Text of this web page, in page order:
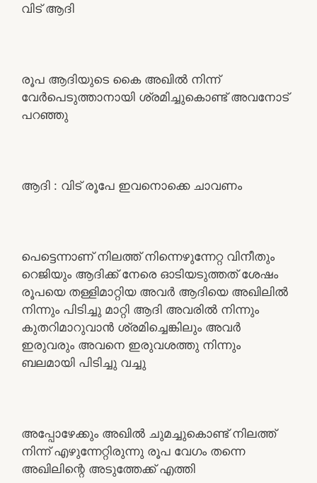
വിട് ആദി
രൂപ ആദിയുടെ കൈ അഖിൽ നിന്ന്
വേർപെടുത്താനായി ശ്രമിച്ചുകൊണ്ട് അവനോട്
പറഞ്ഞു
ആദി : വിട് രൂപേ ഇവനൊക്കെ ചാവണം
പെട്ടെന്നാണ് നിലത്ത് നിന്നെഴുന്നേറ്റ വിനീതും
റെജിയും ആദിക്ക് നേരെ ഓടിയടുത്തത് ശേഷം
രൂപയെ തള്ളിമാറ്റിയ അവർ ആദിയെ അഖിലിൽ
നിന്നും പിടിച്ചു മാറ്റി ആദി അവരിൽ നിന്നും
കുതറിമാറുവാൻ ശ്രമിച്ചെങ്കിലും അവർ
ഇരുവരും അവനെ ഇരുവശത്തു നിന്നും
ബലമായി പിടിച്ചു വച്ചു
അപ്പോഴേക്കും അഖിൽ ചുമച്ചുകൊണ്ട് നിലത്ത്
നിന്ന് എഴുന്നേറ്റിരുന്നു രൂപ വേഗം തന്നെ
അഖിലിന്റെ അടുത്തേക്ക് എത്തി